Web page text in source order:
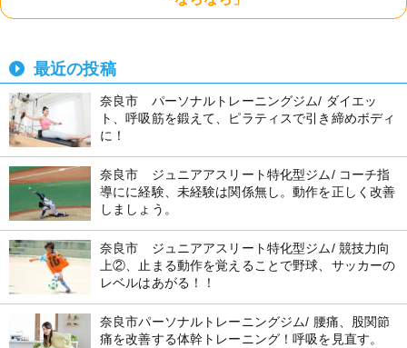
最近の投稿
奈良市 パーソナルトレーニングジム/ ダイエッ
ト、呼吸筋を鍛えて、ピラティスで引き締めボディ
に！
奈良市 ジュニアアスリート特化型ジム/ コーチ指
導にに経験、未経験は関係無し。動作を正しく改善
しましょう。
奈良市 ジュニアアスリート特化型ジム/ 競技力向
上②、止まる動作を覚えることで野球、サッカーの
レベルはあがる！！
奈良市パーソナルトレーニングジム/ 腰痛、股関節
痛を改善する体幹トレーニング！呼吸を見直す。